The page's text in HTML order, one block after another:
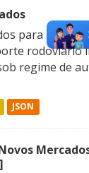
para a
rodoviário
regime de
JSON